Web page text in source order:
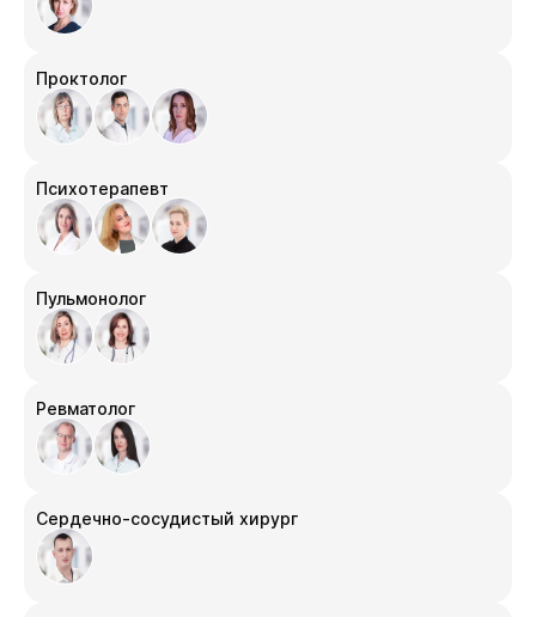
Проктолог
Психотерапевт
Пульмонолог
Ревматолог
Сердечно-сосудистый хирург